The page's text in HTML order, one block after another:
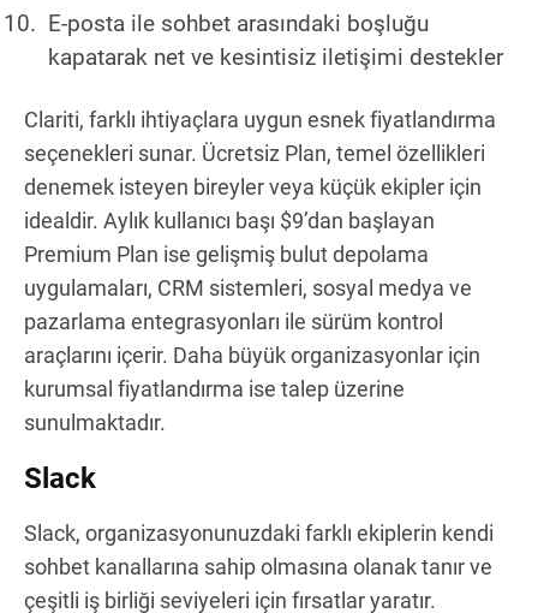
E-posta ile sohbet arasındaki boşluğu
kapatarak net ve kesintisiz iletişimi destekler
Clariti, farklı ihtiyaçlara uygun esnek fiyatlandırma
seçenekleri sunar. Ücretsiz Plan, temel özellikleri
denemek isteyen bireyler veya küçük ekipler için
idealdir. Aylık kullanıcı başı $9’dan başlayan
Premium Plan ise gelişmiş bulut depolama
uygulamaları, CRM sistemleri, sosyal medya ve
pazarlama entegrasyonları ile sürüm kontrol
araçlarını içerir. Daha büyük organizasyonlar için
kurumsal fiyatlandırma ise talep üzerine
sunulmaktadır.
Slack
Slack, organizasyonunuzdaki farklı ekiplerin kendi
sohbet kanallarına sahip olmasına olanak tanır ve
çeşitli iş birliği seviyeleri için fırsatlar yaratır.